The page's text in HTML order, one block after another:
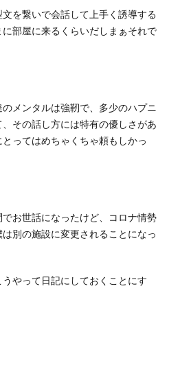
を繋いで会話して上手く誘導する
部屋に来るくらいだしまぁそれで
メンタルは強靭で、多少のハプニ
その話し方には特有の優しさがあ
ってはめちゃくちゃ頼もしかっ
お世話になったけど、コロナ情勢
別の施設に変更されることになっ
やって日記にしておくことにす